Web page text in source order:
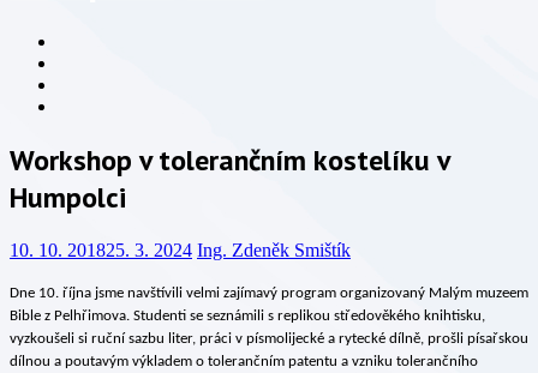
Workshop v tolerančním kostelíku v
Humpolci
10. 10. 201825. 3. 2024 Ing. Zdeněk Smištík
Dne 10. října jsme navštívili velmi zajímavý program organizovaný Malým muzeem
Bible z Pelhřimova. Studenti se seznámili s replikou středověkého knihtisku,
vyzkoušeli si ruční sazbu liter, práci v písmolijecké a rytecké dílně, prošli písařskou
dílnou a poutavým výkladem o tolerančním patentu a vzniku tolerančního